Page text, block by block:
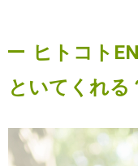
ヒトコト
といてくれる
動